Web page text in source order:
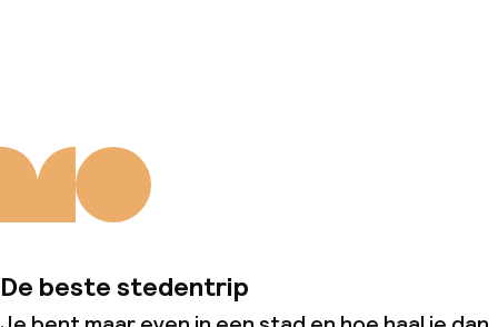
De beste stedentrip